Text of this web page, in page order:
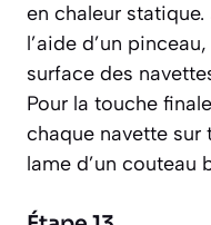
en chaleur statique.
l’aide d’un
surface des
Pour la touche
chaque navette sur
lame d’un couteau